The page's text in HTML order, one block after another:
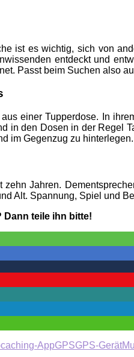
ist es wichtig, sich von
entdeckt und
Passt beim Suchen also
einer Tupperdose. In
in den Dosen in der Regel
im Gegenzug zu
Jahren.
Alt. Spannung, Spiel und
Dann teile ihn bitte!
AppGPSGPS-Gerät